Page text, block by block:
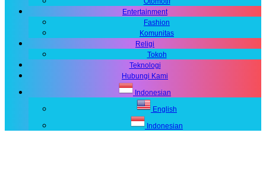
Entertainment
Fashion
Komunitas
Religi
Tokoh
Teknologi
Hubungi Kami
Indonesian
English
Indonesian